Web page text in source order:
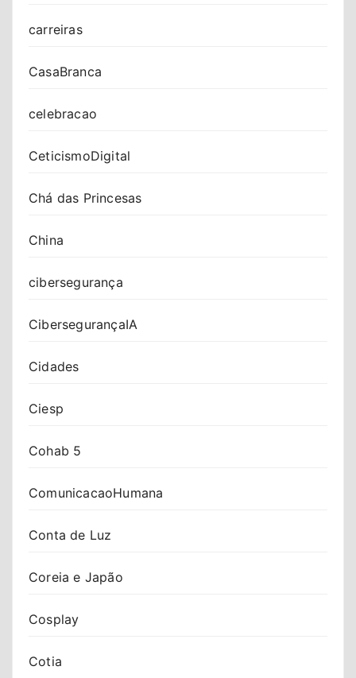
carreiras
CasaBranca
celebracao
CeticismoDigital
Chá das Princesas
China
cibersegurança
CibersegurançaIA
Cidades
Ciesp
Cohab 5
ComunicacaoHumana
Conta de Luz
Coreia e Japão
Cosplay
Cotia